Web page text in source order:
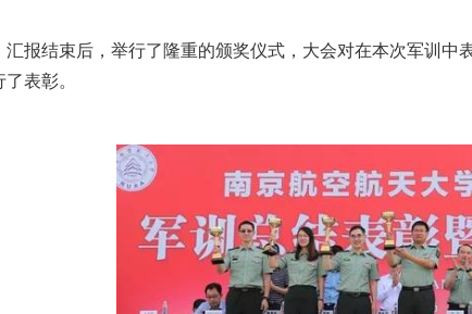
汇报结束后，举行了隆重的颁奖仪式，大会对在本次军训中
了表彰。